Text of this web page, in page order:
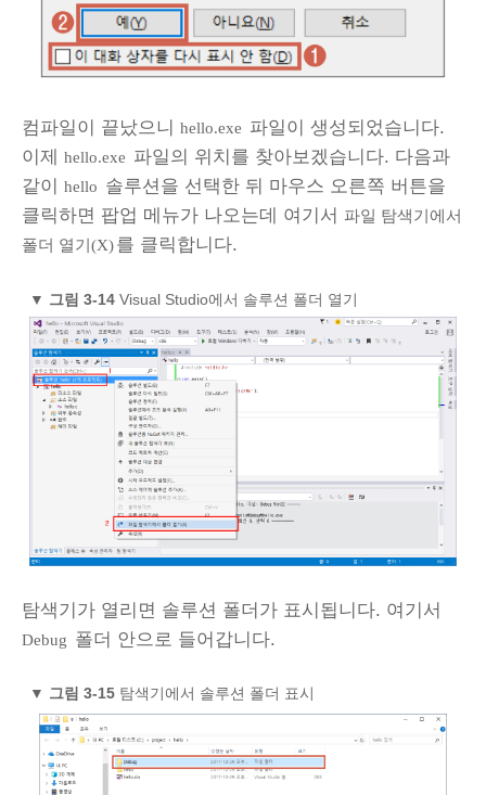
컴파일이 끝났으니 hello.exe 파일이 생성되었습니다.
이제 hello.exe 파일의 위치를 찾아보겠습니다. 다음과
같이 hello 솔루션을 선택한 뒤 마우스 오른쪽 버튼을
클릭하면 팝업 메뉴가 나오는데 여기서 파일 탐색기에서
폴더 열기(X)를 클릭합니다.
▼ 그림 3‑14 Visual Studio에서 솔루션 폴더 열기
탐색기가 열리면 솔루션 폴더가 표시됩니다. 여기서
Debug 폴더 안으로 들어갑니다.
▼ 그림 3‑15 탐색기에서 솔루션 폴더 표시